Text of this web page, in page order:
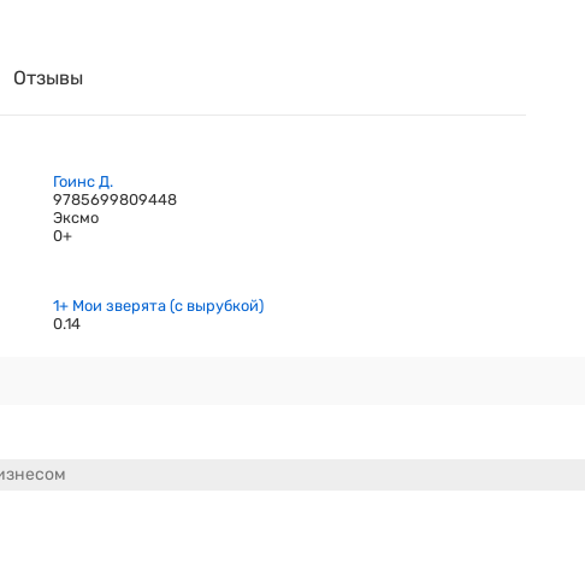
Отзывы
Гоинс Д.
9785699809448
Эксмо
0+
1+ Мои зверята (с вырубкой)
0.14